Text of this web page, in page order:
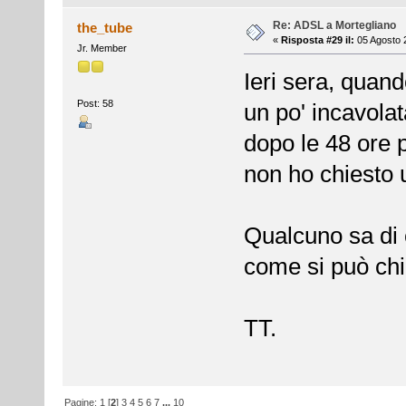
the_tube
Jr. Member
Post: 58
Re: ADSL a Mortegliano
« Risposta #29 il: 05 Agosto
Ieri sera,
un po'
dopo le 48 ore
non ho chiesto
Qualcuno sa
come si può
TT.
Pagine: 1 [2]3 4 5 6 7 ... 10